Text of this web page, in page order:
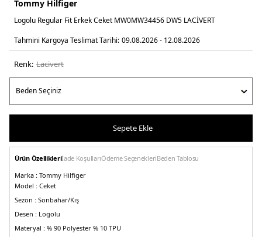
Tommy Hilfiger
Logolu Regular Fit Erkek Ceket MW0MW34456 DW5 LACİVERT
Tahmini Kargoya Teslimat Tarihi: 09.08.2026 - 12.08.2026
Renk: laci̇vert
Sepete Ekle
Ürün Özellikleriİade KoşullarıÖdeme SeçenekleriBeden Tablosu
Marka : Tommy Hilfiger
Model : Ceket
Sezon : Sonbahar/Kış
Desen : Logolu
Materyal : % 90 Polyester % 10 TPU